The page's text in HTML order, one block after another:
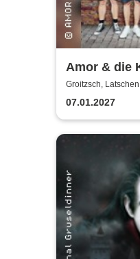
Amor & die
Bockwurst
Groitzsch,
07.01.2027